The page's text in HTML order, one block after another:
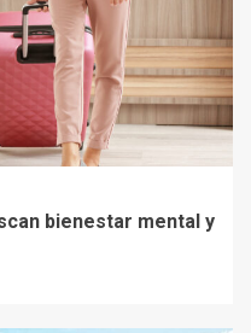
bienestar mental y